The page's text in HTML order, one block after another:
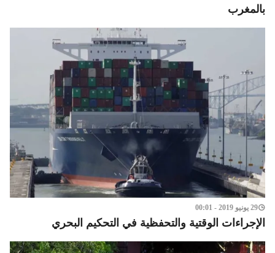
بالمغرب
29 يونيو 2019 - 00:01
الإجراءات الوقتية والتحفظية في التحكيم البحري